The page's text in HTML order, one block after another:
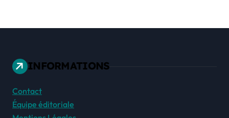
INFORMATIONS
Contact
Équipe éditoriale